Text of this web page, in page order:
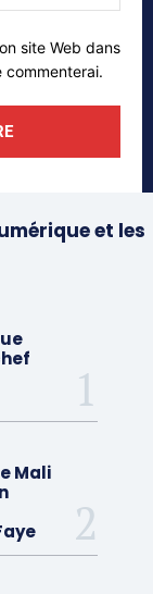
web:
site Web dans
commenterai.
et les
Mali